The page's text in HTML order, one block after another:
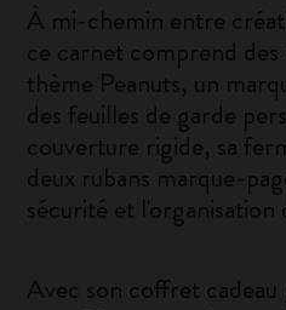
À mi-chemin entre
ce carnet comprend
thème Peanuts, un
des feuilles de garde
couverture rigide, sa
deux rubans marque-
sécurité et l'organisation
Avec son coffret